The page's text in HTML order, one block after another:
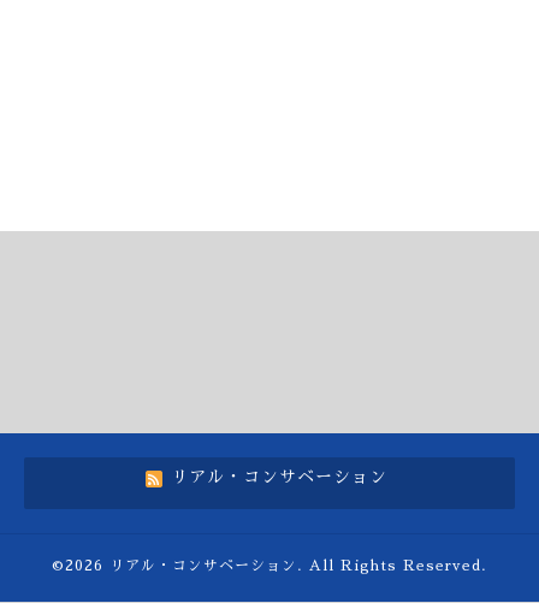
リアル・コンサベーション
©2026 リアル・コンサベーション . All Rights Reserved.